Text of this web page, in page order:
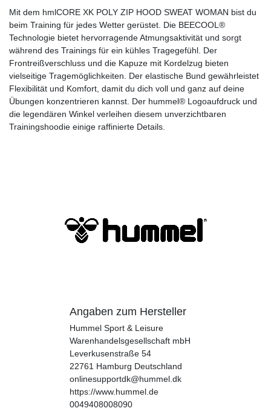
Mit dem hmlCORE XK POLY ZIP HOOD SWEAT WOMAN bist du
beim Training für jedes Wetter gerüstet. Die BEECOOL®
Technologie bietet hervorragende Atmungsaktivität und sorgt
während des Trainings für ein kühles Tragegefühl. Der
Frontreißverschluss und die Kapuze mit Kordelzug bieten
vielseitige Tragemöglichkeiten. Der elastische Bund gewährleistet
Flexibilität und Komfort, damit du dich voll und ganz auf deine
Übungen konzentrieren kannst. Der hummel® Logoaufdruck und
die legendären Winkel verleihen diesem unverzichtbaren
Trainingshoodie einige raffinierte Details.
Angaben zum Hersteller
Hummel Sport & Leisure
Warenhandelsgesellschaft mbH
Leverkusenstraße 54
22761 Hamburg Deutschland
onlinesupportdk@hummel.dk
https://www.hummel.de
0049408008090